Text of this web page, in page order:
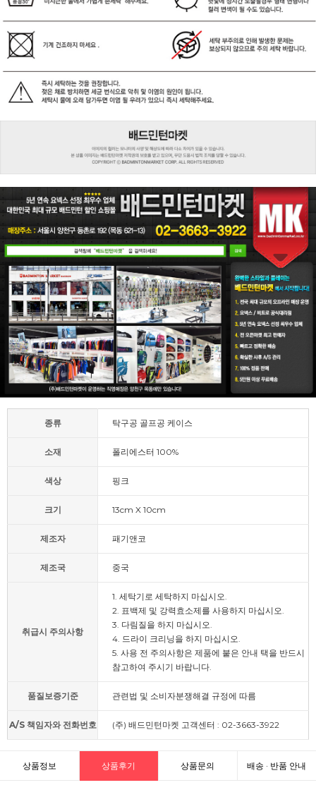
종류 탁구공 골프공 케이스
소재 폴리에스터 100%
색상 핑크
크기 13cm X 10cm
제조자 패기앤코
제조국 중국
취급시 주의사항
1. 세탁기로 세탁하지 마십시오.
2. 표백제 및 강력효소제를 사용하지 마십시오.
3. 다림질을 하지 마십시오.
4. 드라이 크리닝을 하지 마십시오.
5. 사용 전 주의사항은 제품에 붙은 안내 택을 반드시
참고하여 주시기 바랍니다.
품질보증기준 관련법 및 소비자분쟁해결 규정에 따름
A/S 책임자와 전화번호 (주) 배드민턴마켓 고객센터 : 02-3663-3922
상품정보 상품후기 상품문의 배송 · 반품 안내